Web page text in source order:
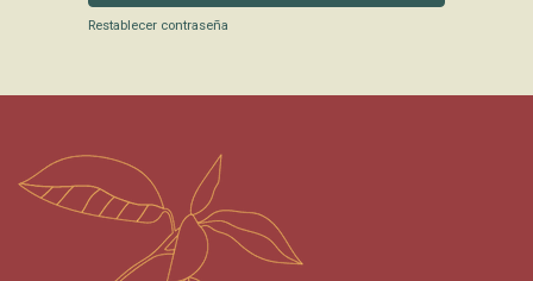
Restablecer contraseña